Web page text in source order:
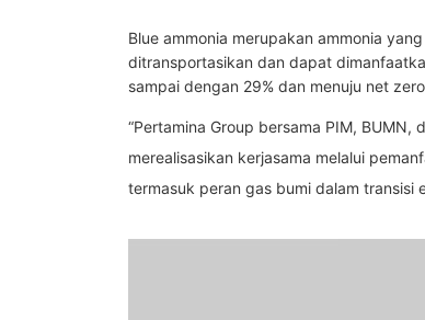
Blue ammonia merupakan ammonia
ditransportasikan dan dapat
sampai dengan 29% dan menuju net
“Pertamina Group bersama PIM,
merealisasikan kerjasama melalui
termasuk peran gas bumi dalam transisi